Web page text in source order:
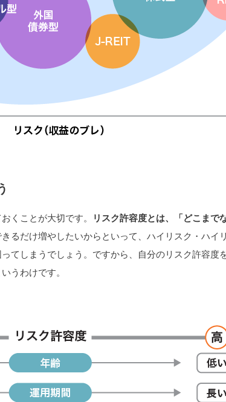
くことが大切です。
リスク許容度とは、「どこまで
るだけ増やしたいからといって、ハイリスク・ハイ
てしまうでしょう。ですから、自分のリスク許容度
うわけです。